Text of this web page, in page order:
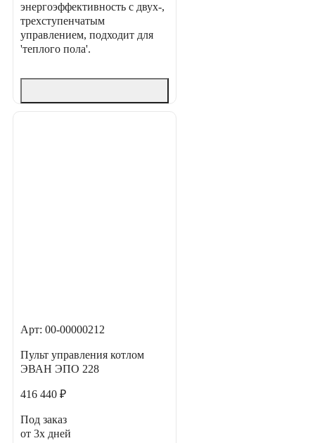
энергоэффективность с двух-,
трехступенчатым
управлением, подходит для
'теплого пола'.
Арт: 00-00000212
Пульт управления котлом
ЭВАН ЭПО 228
416 440 ₽
Под заказ
от 3х дней